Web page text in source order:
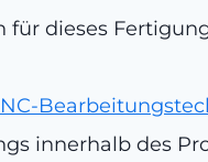
dieses
innerhalb des